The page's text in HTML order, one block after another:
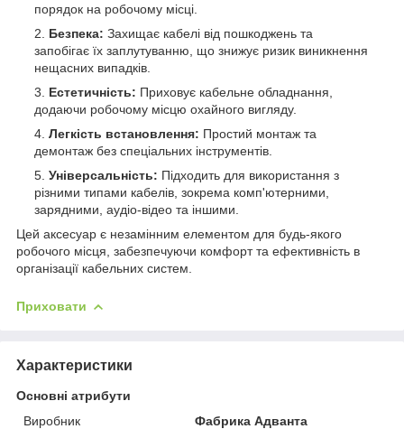
порядок на робочому місці.
Безпека: Захищає кабелі від пошкоджень та
запобігає їх заплутуванню, що знижує ризик виникнення
нещасних випадків.
Естетичність: Приховує кабельне обладнання,
додаючи робочому місцю охайного вигляду.
Легкість встановлення: Простий монтаж та
демонтаж без спеціальних інструментів.
Універсальність: Підходить для використання з
різними типами кабелів, зокрема комп'ютерними,
зарядними, аудіо-відео та іншими.
Цей аксесуар є незамінним елементом для будь-якого
робочого місця, забезпечуючи комфорт та ефективність в
організації кабельних систем.
Приховати
Характеристики
Основні атрибути
Виробник
Фабрика Адванта